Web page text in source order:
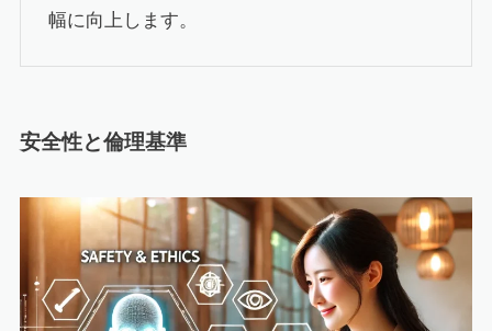
幅に向上します。
安全性と倫理基準